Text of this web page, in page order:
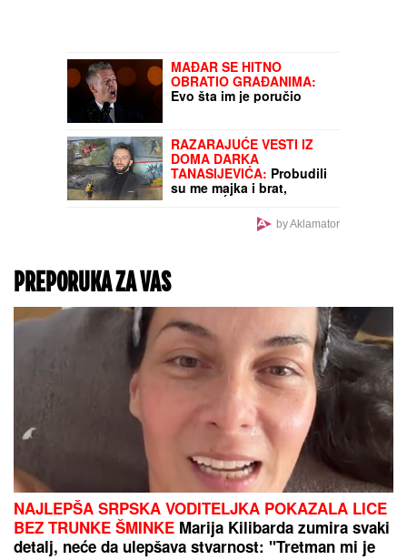
MAĐAR SE HITNO
OBRATIO GRAĐANIMA:
Evo šta im je poručio
RAZARAJUĆE VESTI IZ
DOMA DARKA
TANASIJEVIĆA: Probudili
su me majka i brat,
IZGOREĆEMO!
by Aklamator
PREPORUKA ZA VAS
NAJLEPŠA SRPSKA VODITELJKA POKAZALA LICE
BEZ TRUNKE ŠMINKE Marija Kilibarda zumira svaki
detalj, neće da ulepšava stvarnost: "Tretman mi je